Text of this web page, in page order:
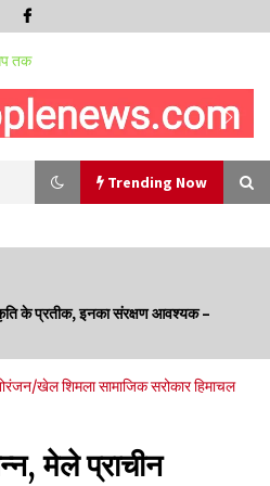
Trending Now
पुलिसकर्मी निलंबित
अभयारण्य में फिर दिखा जंगलों का ‘खामोश पहरेदार’, दुर्लभ
के प्रतीक, इनका संरक्षण आवश्यक –
खेलशिमलासामाजिक सरोकारहिमाचल
मेले प्राचीन